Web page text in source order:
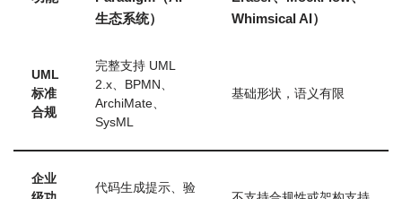
生态系统）
Whimsical AI）
UML
标准
合规
完整支持 UML
2.x、BPMN、
ArchiMate、
SysML
基础形状，语义有限
企业
代码生成提示、验